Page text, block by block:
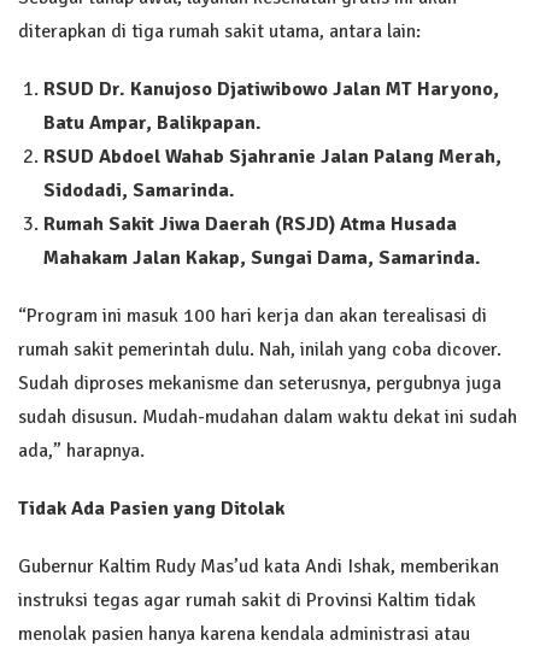
diterapkan di tiga rumah sakit utama, antara lain:
RSUD Dr. Kanujoso Djatiwibowo Jalan MT Haryono,
Batu Ampar, Balikpapan.
RSUD Abdoel Wahab Sjahranie Jalan Palang Merah,
Sidodadi, Samarinda.
Rumah Sakit Jiwa Daerah (RSJD) Atma Husada
Mahakam Jalan Kakap, Sungai Dama, Samarinda.
“Program ini masuk 100 hari kerja dan akan terealisasi di
rumah sakit pemerintah dulu. Nah, inilah yang coba dicover.
Sudah diproses mekanisme dan seterusnya, pergubnya juga
sudah disusun. Mudah-mudahan dalam waktu dekat ini sudah
ada,” harapnya.
Tidak Ada Pasien yang Ditolak
Gubernur Kaltim Rudy Mas’ud kata Andi Ishak, memberikan
instruksi tegas agar rumah sakit di Provinsi Kaltim tidak
menolak pasien hanya karena kendala administrasi atau